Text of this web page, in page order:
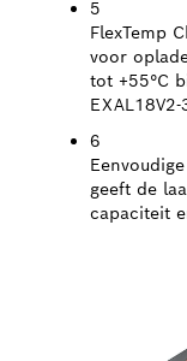
5
FlexTemp
voor
tot +55°C
6
geeft de
capaciteit